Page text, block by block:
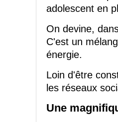
adolescent en
On devine,
C'est un
énergie.
Loin d'être
les réseaux
Une